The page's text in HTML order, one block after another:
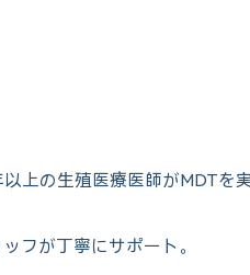
上の生殖医療医師がMDTを
フが丁寧にサポート。